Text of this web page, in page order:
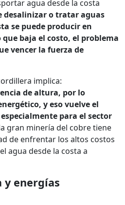
agua desde la costa
desalinizar o tratar aguas
se puede producir en
baja el costo, el problema
vencer la fuerza de
implica:
de altura, por lo
y eso vuelve el
para el sector
gran minería del cobre tiene
de enfrentar los altos costos
agua desde la costa a
y energías